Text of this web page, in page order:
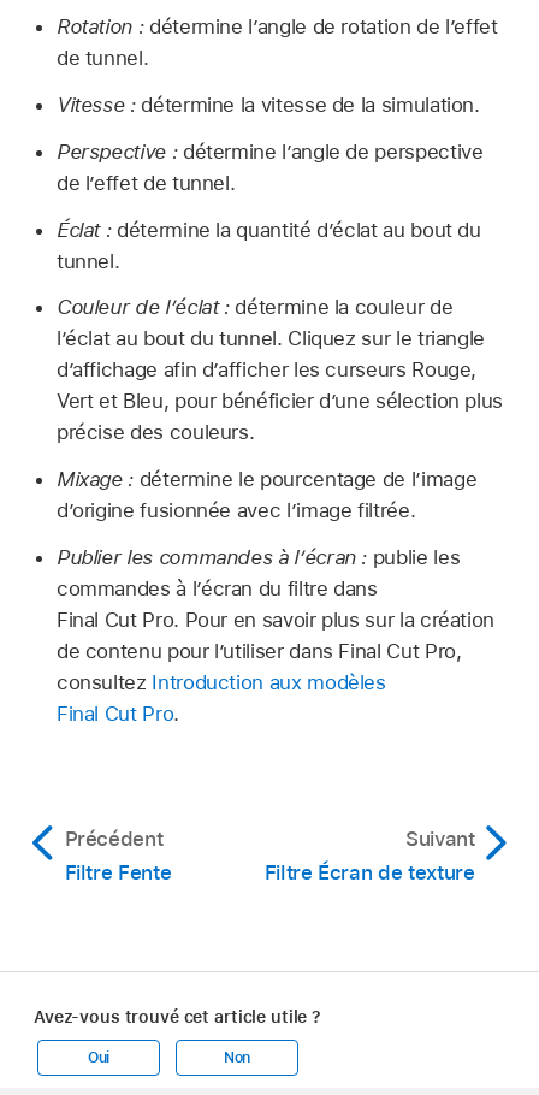
Rotation :détermine l’angle de rotation de lʼeffet
de tunnel.
Vitesse :détermine la vitesse de la simulation.
Perspective :détermine l’angle de perspective
de lʼeffet de tunnel.
Éclat :détermine la quantité d’éclat au bout du
tunnel.
Couleur de l’éclat :détermine la couleur de
l’éclat au bout du tunnel. Cliquez sur le triangle
d’affichage afin d’afficher les curseurs Rouge,
Vert et Bleu, pour bénéficier d’une sélection plus
précise des couleurs.
Mixage : détermine le pourcentage de l’image
d’origine fusionnée avec l’image filtrée.
Publier les commandes à l’écran : publie les
commandes à l’écran du filtre dans
Final Cut Pro. Pour en savoir plus sur la création
de contenu pour l’utiliser dans Final Cut Pro,
consultez Introduction aux modèles
Final Cut Pro.
Précédent
Filtre Fente
Suivant
Filtre Écran de texture
Avez-vous trouvé cet article utile ?
Oui Non